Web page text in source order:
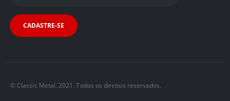
© Classic Metal. 2021. Todos os direitos reservados.